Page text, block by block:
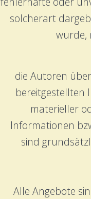
solcherart
wurde,
die Autoren
bereitgestellten
materieller
Informationen
sind
Alle Angebote